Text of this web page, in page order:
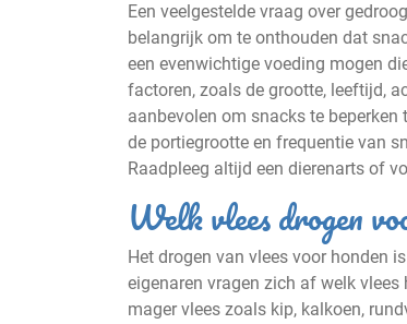
Een veelgestelde vraag over
belangrijk om te onthouden dat
een evenwichtige voeding mogen
factoren, zoals de grootte, leeftijd,
aanbevolen om snacks te
de portiegrootte en frequentie van
Raadpleeg altijd een dierenarts of
Welk vlees drogen
Het drogen van vlees voor honden
eigenaren vragen zich af welk
mager vlees zoals kip, kalkoen,